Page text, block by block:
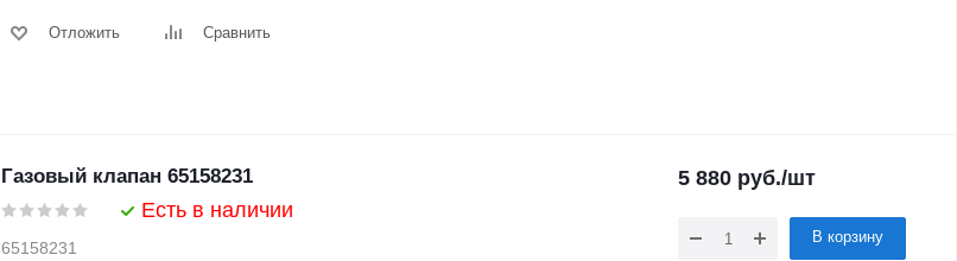
Отложить Сравнить
Газовый клапан 65158231
Есть в наличии
65158231
5 880 руб./шт
В корзину